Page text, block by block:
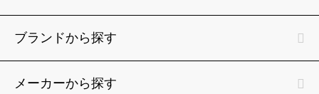
ブランドから探す
メーカーから探す